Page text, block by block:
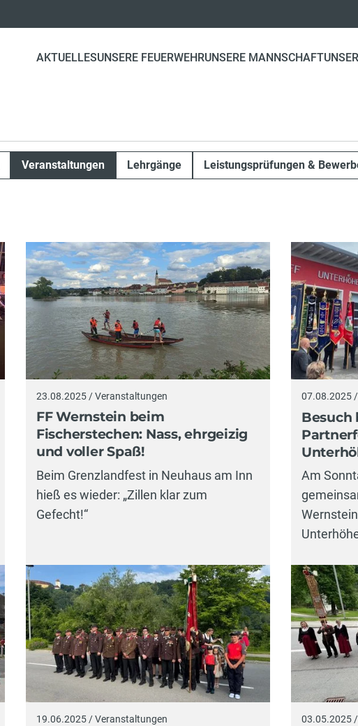
AKTUELLESUNSERE FEUERWEHRUNSERE MANNSCHAFT
Veranstaltungen Lehrgänge Leistungsprüfungen &
23.08.2025 / Veranstaltungen
FF Wernstein beim
Fischerstechen: Nass, ehrgeizig
und voller Spaß!
Beim Grenzlandfest in Neuhaus am Inn
hieß es wieder: „Zillen klar zum
Gefecht!“
07.08.2025
Besuch
Am
19.06.2025 / Veranstaltungen 03.05.2025